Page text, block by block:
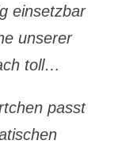
einsetzbar
unserer
toll…
passt